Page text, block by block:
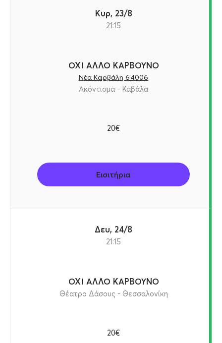
Κυρ, 23/8
21:15
ΟΧΙ ΑΛΛΟ ΚΑΡΒΟΥΝΟ
Νέα Καρβάλη 64006
Ακόντισμα - Καβάλα
20€
Εισιτήρια
Δευ, 24/8
21:15
ΟΧΙ ΑΛΛΟ ΚΑΡΒΟΥΝΟ
Θέατρο Δάσους - Θεσσαλονίκη
20€